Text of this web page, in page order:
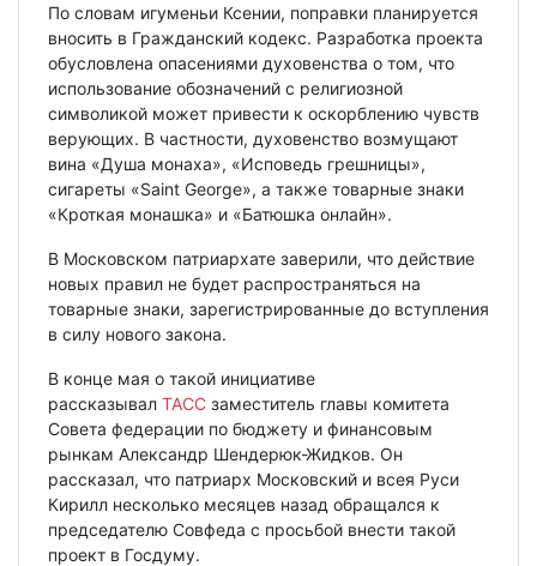
По словам игуменьи Ксении, поправки планируется
вносить в Гражданский кодекс. Разработка проекта
обусловлена опасениями духовенства о том, что
использование обозначений с религиозной
символикой может привести к оскорблению чувств
верующих. В частности, духовенство возмущают
вина «Душа монаха», «Исповедь грешницы»,
сигареты «Saint George», а также товарные знаки
«Кроткая монашка» и «Батюшка онлайн».
В Московском патриархате заверили, что действие
новых правил не будет распространяться на
товарные знаки, зарегистрированные до вступления
в силу нового закона.
В конце мая о такой инициативе
рассказывал ТАСС заместитель главы комитета
Совета федерации по бюджету и финансовым
рынкам Александр Шендерюк-Жидков. Он
рассказал, что патриарх Московский и всея Руси
Кирилл несколько месяцев назад обращался к
председателю Совфеда с просьбой внести такой
проект в Госдуму.